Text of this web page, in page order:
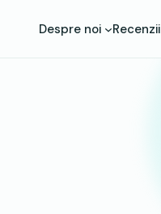
Despre noi Recenzii